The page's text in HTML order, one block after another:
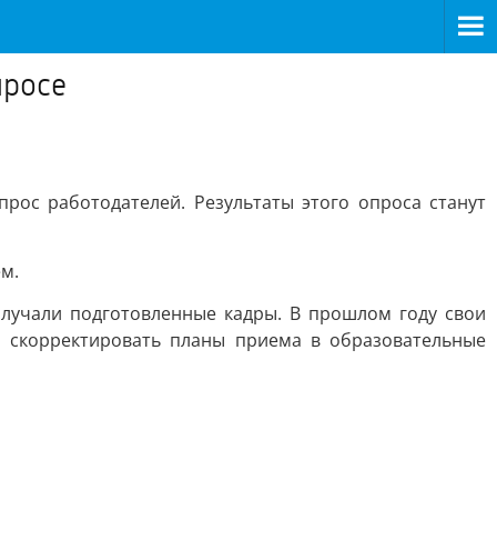
работодателей. Результаты этого опроса станут
подготовленные кадры. В прошлом году свои
планы приема в образовательные